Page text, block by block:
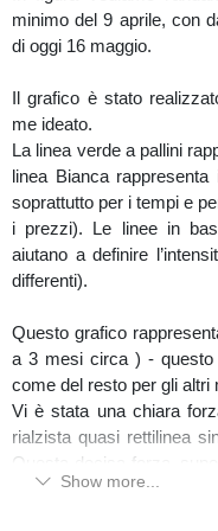
📌 Analisi tecnica
Generator 4.5 e Smart
#dax
minimo del 9 aprile, con
di oggi 16 maggio.
Il grafico è stato
me ideato.
La linea verde a pallini
linea Bianca
soprattutto per i tempi e
i prezzi). Le linee in
aiutano a definire
differenti).
Questo grafico
a 3 mesi circa ) - questo
come del resto per gli altri
Vi è stata una chiara
rialzista quasi rettilinea
Questa decisa forza,
conseguenza delle
Show more...